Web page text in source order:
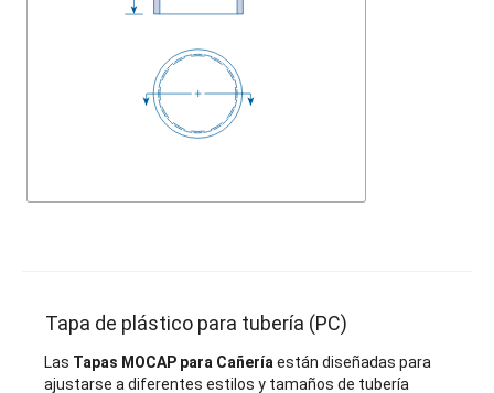
Tapa de plástico para tubería (PC)
Las Tapas MOCAP para Cañería están diseñadas para
ajustarse a diferentes estilos y tamaños de tubería